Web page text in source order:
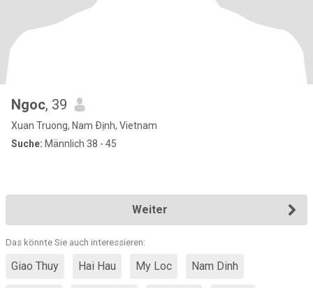
Ngoc, 39
Xuan Truong, Nam Ðịnh, Vietnam
Suche: Männlich 38 - 45
Weiter
Das könnte Sie auch interessieren:
Giao Thuy Hai Hau My Loc Nam Dinh